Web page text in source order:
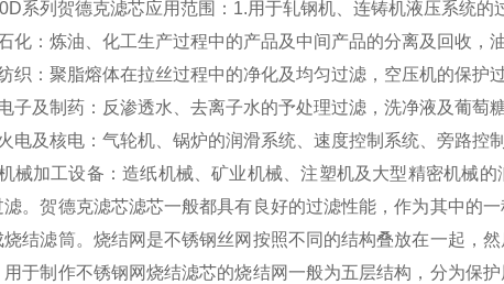
系列贺德克滤芯应用范围：1.用于轧钢机、连铸机液压系统的
化：炼油、化工生产过程中的产品及中间产品的分离及回收，
织：聚脂熔体在拉丝过程中的净化及均匀过滤，空压机的保护
子及制药：反渗透水、去离子水的予处理过滤，洗净液及葡萄
电及核电：气轮机、锅炉的润滑系统、速度控制系统、旁路控
械加工设备：造纸机械、矿业机械、注塑机及大型精密机械
滤。贺德克滤芯滤芯一般都具有良好的过滤性能，作为其中的
烧结滤筒。烧结网是不锈钢丝网按照不同的结构叠放在一起，
用于制作不锈钢网烧结滤芯的烧结网一般为五层结构，分为保